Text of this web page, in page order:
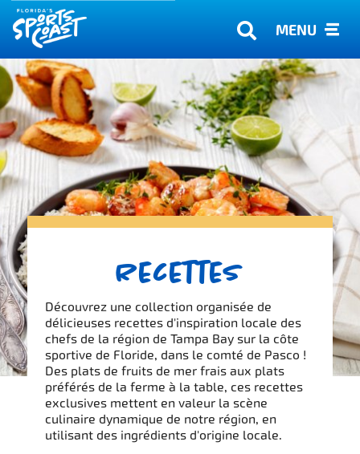
MENU
Recettes
Découvrez une collection organisée de
délicieuses recettes d'inspiration locale des
chefs de la région de Tampa Bay sur la côte
sportive de Floride, dans le comté de Pasco !
Des plats de fruits de mer frais aux plats
préférés de la ferme à la table, ces recettes
exclusives mettent en valeur la scène
culinaire dynamique de notre région, en
utilisant des ingrédients d'origine locale.